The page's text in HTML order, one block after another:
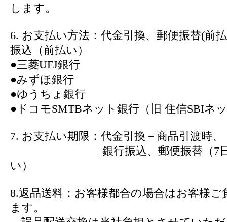
します。
6. お支払い方法：代金引換、郵便振替(前
振込（前払い）
●三菱UFJ銀行
●みずほ銀行
●ゆうちょ銀行
●ドコモSMTBネット銀行（旧 住信SBIネ
7. お支払い期限：代金引換－商品引渡時、
銀行振込、郵便振替（7日
い）
8.返品送料：お客様都合の場合はお客様ご
ます。